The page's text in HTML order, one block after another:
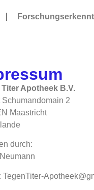
Titer Apotheek B.V.
Schumandomain 2
Maastricht
durch:
TegenTiter-